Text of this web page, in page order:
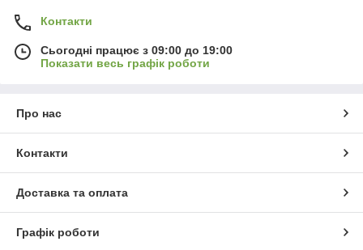
Контакти
Сьогодні працює з 09:00 до 19:00
Показати весь графік роботи
Про нас
Контакти
Доставка та оплата
Графік роботи